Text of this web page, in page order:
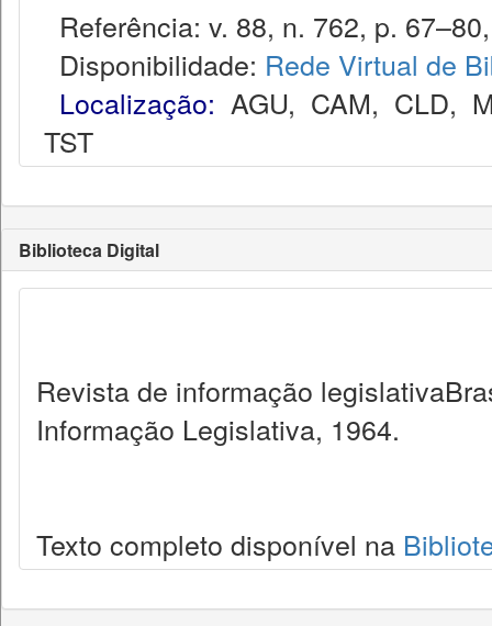
Referência: v. 88, n. 762, p.
Disponibilidade: Rede Virtual de
Localização: AGU, CAM, CLD,
TST
Biblioteca Digital
Revista de informação
Informação Legislativa, 1964.
Texto completo disponível na